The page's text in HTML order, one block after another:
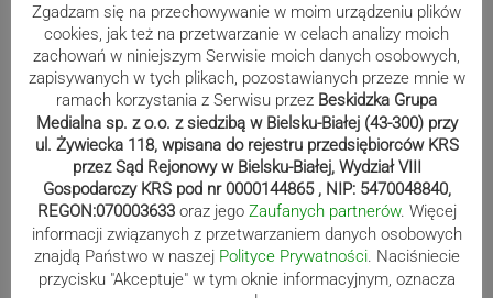
Bracia Szejowie ruszają po kolejne
punkty. Liderzy mistrzostw
wystartują w Rajdzie Rzeszowskim
80-lecie Soły Kobiernice. Będzie się
działo! SZCZEGÓŁOWY PROGRAM
Zgadzam się na przechowywanie w moim urządzeniu plików
cookies, jak też na przetwarzanie w celach analizy moich
zachowań w niniejszym Serwisie moich danych osobowych,
zapisywanych w tych plikach, pozostawianych przeze mnie w
ramach korzystania z Serwisu przez Beskidzka Grupa
Medialna sp. z o.o. z siedzibą w Bielsku-Białej (43-300) przy
ul. Żywiecka 118, wpisana do rejestru przedsiębiorców KRS
przez Sąd Rejonowy w Bielsku-Białej, Wydział VIII
Gospodarczy KRS pod nr 0000144865 , NIP: 5470048840,
REGON:070003633 oraz jego Zaufanych partnerów. Więcej
informacji związanych z przetwarzaniem danych osobowych
znajdą Państwo w naszej Polityce Prywatności. Naciśniecie
przycisku "Akceptuje" w tym oknie informacyjnym, oznacza